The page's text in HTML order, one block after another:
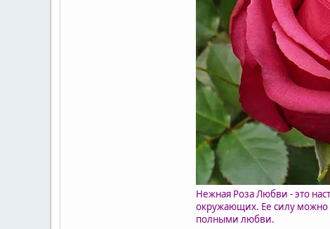
Нежная Роза Любви - это
окружающих. Ее силу можно
полными любви.